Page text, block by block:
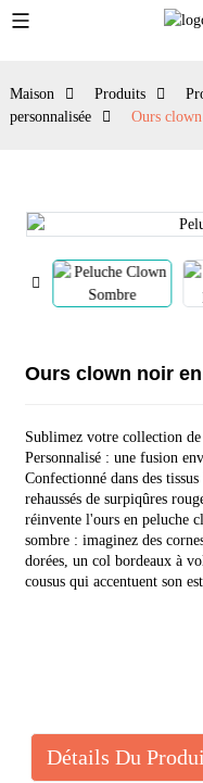
Maison Produits
personnalisée
Ours
Ours clown noir
Sublimez votre collection
Personnalisé : une fusion
Confectionné dans des
rehaussés de surpiqûres
réinvente l'ours en peluche
sombre : imaginez des
dorées, un col bordeaux à
cousus qui accentuent son
Détails Du